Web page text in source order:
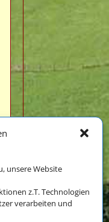
unsere Website
z.T. Technologien
verarbeiten und